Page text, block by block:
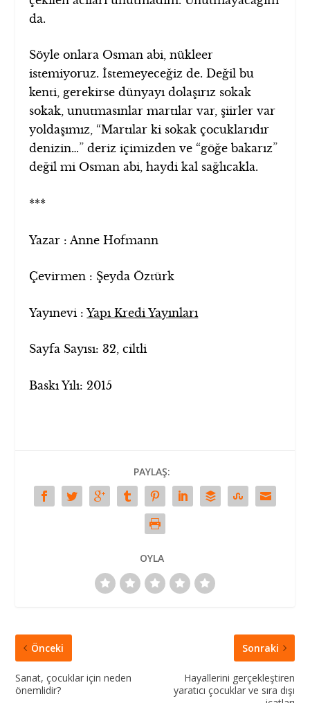
da.
Söyle onlara Osman abi, nükleer
istemiyoruz. İstemeyeceğiz de. Değil bu
kenti, gerekirse dünyayı dolaşırız sokak
sokak, unutmasınlar martılar var, şiirler var
yoldaşımız, “Martılar ki sokak çocuklarıdır
denizin…” deriz içimizden ve “göğe bakarız”
değil mi Osman abi, haydi kal sağlıcakla.
***
Yazar : Anne Hofmann
Çevirmen : Şeyda Öztürk
Yayınevi :Yapı Kredi Yayınları
Sayfa Sayısı: 32, ciltli
Baskı Yılı: 2015
PAYLAŞ:
OYLA
Önceki
Sanat, çocuklar için neden
önemlidir?
Sonraki
Hayallerini gerçekleştiren
yaratıcı çocuklar ve sıra dışı